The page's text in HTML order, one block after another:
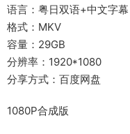
语言：粤日双语+中文字幕
格式：MKV
容量：29GB
分辨率：1920*1080
分享方式：百度网盘
1080P合成版